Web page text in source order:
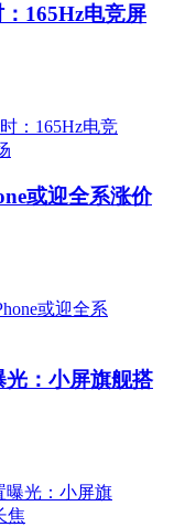
165Hz电竞屏
或迎全系涨价
：小屏旗舰搭